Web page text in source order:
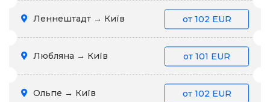
Леннештадт → Київ от 102 EUR
Любляна → Київ от 101 EUR
Ольпе → Київ от 102 EUR